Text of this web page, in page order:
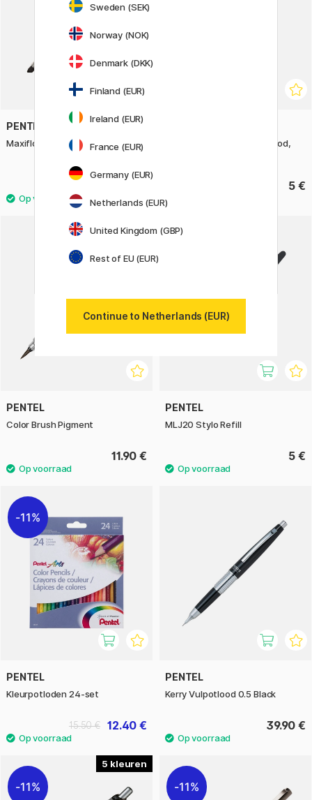
PENTEL
Maxiflo Whiteboard Marker
Twist-Erase Click Vulpotlood,
5 €
PENTEL
Color Brush Pigment
11.90 €
PENTEL
MLJ20 Stylo Refill
5 €
11%
PENTEL
Kleurpotloden 24-set
12.40 €
15.50 €
PENTEL
Kerry Vulpotlood 0.5 Black
39.90 €
5
11% 11%
Sweden (SEK)
Norway (NOK)
Denmark (DKK)
Finland (EUR)
Ireland (EUR)
France (EUR)
Germany (EUR)
Netherlands (EUR)
United Kingdom (GBP)
Rest of EU (EUR)
Continue to Netherlands (EUR)